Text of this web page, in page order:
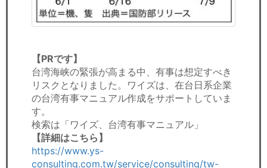
【PRです】
台湾海峡の緊張が高まる中、有事は想定すべき
リスクとなりました。ワイズは、在台日系企業
の台湾有事マニュアル作成をサポートしていま
す。
検索は「ワイズ、台湾有事マニュアル」
【詳細はこちら】
https://www.ys-
consulting.com.tw/service/consulting/tw-